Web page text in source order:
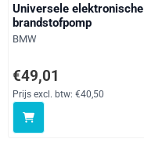
Universele elektronische
brandstofpomp
Merk:
BMW
Prijs: 49,01, exclusief btw:
€49,01
Prijs excl. btw: €40,50